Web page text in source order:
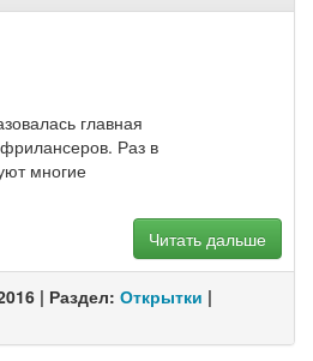
главная
Раз в
многие
Читать дальше
| Раздел: Открытки |